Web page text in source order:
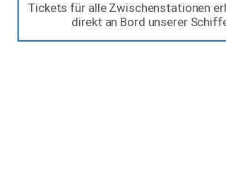
Tickets für alle Zwischenstationen
direkt an Bord unserer